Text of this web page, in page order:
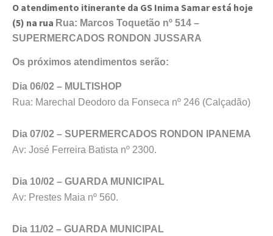
O atendimento itinerante da GS Inima Samar está hoje
(5) na rua Rua: Marcos Toquetão nº 514 –
SUPERMERCADOS RONDON JUSSARA
Os próximos atendimentos serão:
Dia 06/02 – MULTISHOP
Rua: Marechal Deodoro da Fonseca nº 246 (Calçadão)
Dia 07/02 – SUPERMERCADOS RONDON IPANEMA
Av: José Ferreira Batista nº 2300.
Dia 10/02 – GUARDA MUNICIPAL
Av: Prestes Maia nº 560.
Dia 11/02 – GUARDA MUNICIPAL